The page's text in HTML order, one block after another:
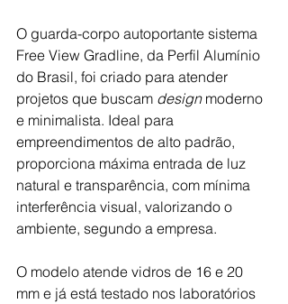
O guarda-corpo autoportante sistema
Free View Gradline, da Perfil Alumínio
do Brasil, foi criado para atender
projetos que buscam design moderno
e minimalista. Ideal para
empreendimentos de alto padrão,
proporciona máxima entrada de luz
natural e transparência, com mínima
interferência visual, valorizando o
ambiente, segundo a empresa.
O modelo atende vidros de 16 e 20
mm e já está testado nos laboratórios